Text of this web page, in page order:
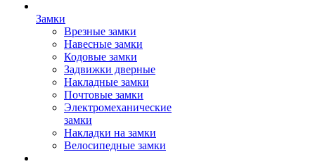
Замки
Врезные замки
Навесные замки
Кодовые замки
Задвижки дверные
Накладные замки
Почтовые замки
Электромеханические
замки
Накладки на замки
Велосипедные замки